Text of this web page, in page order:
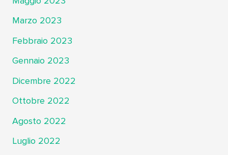
Marzo 2023
Febbraio 2023
Gennaio 2023
Dicembre 2022
Ottobre 2022
Agosto 2022
Luglio 2022